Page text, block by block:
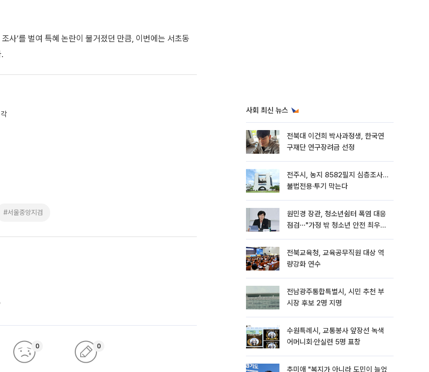
사’를 벌여 특혜 논란이 불거졌던 만큼, 이번에는 서초동
#서울중앙지검
0 0
사회 최신 뉴스
전북대 이건희 박사과정생, 한국연
구재단 연구장려금 선정
전주시, 농지 8582필지 심층조사…
불법전용·투기 막는다
원민경 장관, 청소년쉼터 폭염 대응
점검⋯"가정 밖 청소년 안전 최우
전북교육청, 교육공무직원 대상 역
량강화 연수
전남광주통합특별시, 시민 추천 부
시장 후보 2명 지명
수원특례시, 교통봉사 앞장선 녹색
어머니회·안실련 5명 표창
추미애 "복지가 아니라 도민이 늘었